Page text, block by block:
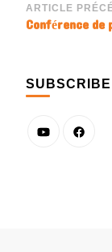
d'article
ARTICLE
Conférence de